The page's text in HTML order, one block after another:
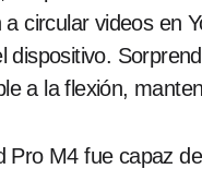
circular videos en
dispositivo.
a la flexión,
Pro M4 fue capaz